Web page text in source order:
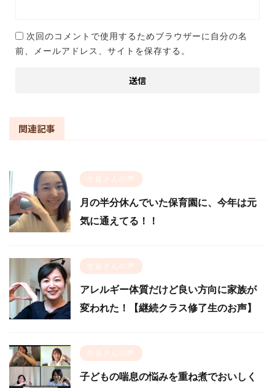
次回のコメントで使用するためブラウザーに自分の名
前、メールアドレス、サイトを保存する。
関連記事
生徒さんの声
月の半分休んでいた保育園に、今年は元
気に通えてる！！
生徒さんの声
アレルギー体質だけど良い方向に家族が
変われた！【継続クラス修了生のお声】
生徒さんの声
子どもの喘息の悩みを重ね煮でおいしく